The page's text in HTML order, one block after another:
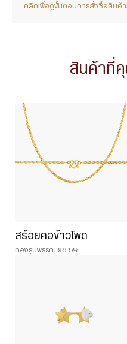
คลิกเพื่อดูขั้นตอนการสั่งซื้อสินค้า
สินค้าที่
สร้อยคอข้าวโพด
ทองรูปพรรณ 96.5%